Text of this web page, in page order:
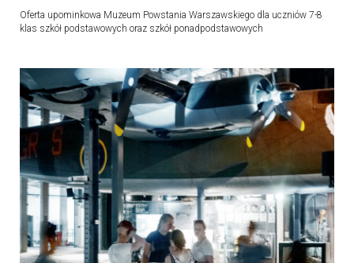
Oferta upominkowa Muzeum Powstania Warszawskiego dla uczniów 7-8
klas szkół podstawowych oraz szkół ponadpodstawowych